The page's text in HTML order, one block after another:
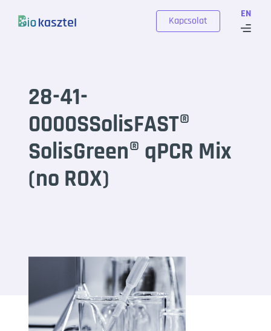
EN
Kapcsolat
28-41-
0000SSolisFAST®
SolisGreen® qPCR Mix
(no ROX)